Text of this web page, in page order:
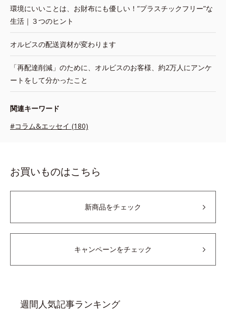
環境にいいことは、お財布にも優しい！”プラスチックフリー”な
生活｜３つのヒント
オルビスの配送資材が変わります
「再配達削減」のために、オルビスのお客様、約2万人にアンケ
ートをして分かったこと
関連キーワード
#コラム&エッセイ (180)
お買いものはこちら
新商品をチェック
キャンペーンをチェック
週間人気記事ランキング